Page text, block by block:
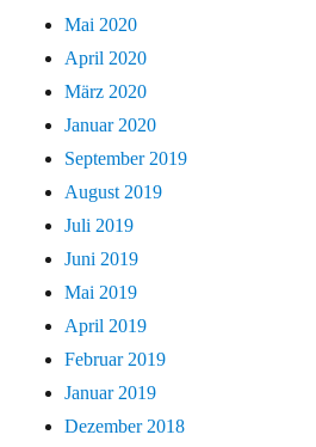
Mai 2020
April 2020
März 2020
Januar 2020
September 2019
August 2019
Juli 2019
Juni 2019
Mai 2019
April 2019
Februar 2019
Januar 2019
Dezember 2018